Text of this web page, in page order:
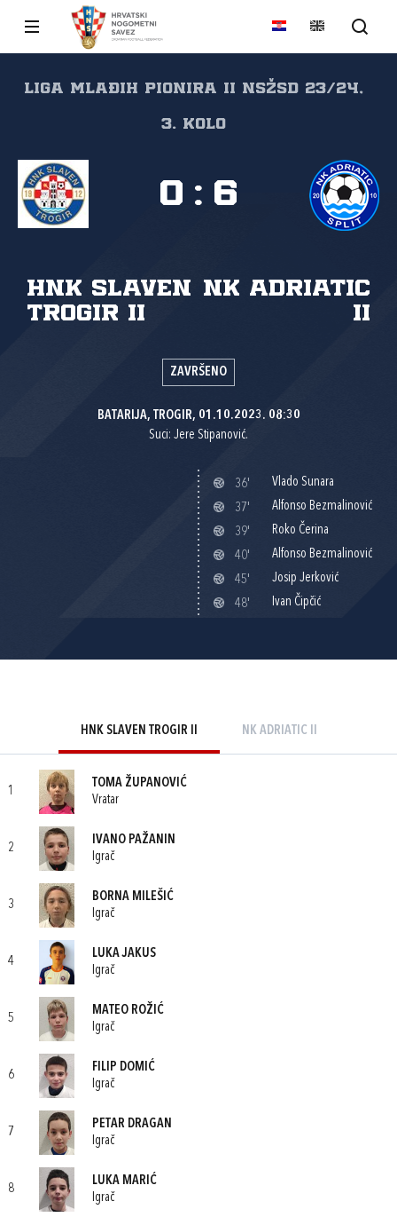
Liga mlađih pionira II NSŽSD 23/24,
3. kolo
HNK Slaven
Trogir II
NK Adriatic
II
0 : 6
ZAVRŠENO
BATARIJA, TROGIR, 01.10.2023. 08:30
Suci: Jere Stipanović.
36'
Vlado Sunara
37'
Alfonso Bezmalinović
39'
Roko Čerina
40'
Alfonso Bezmalinović
45'
Josip Jerković
48'
Ivan Čipčić
HNK SLAVEN TROGIR II NK ADRIATIC II
1
TOMA ŽUPANOVIĆ
Vratar
2
IVANO PAŽANIN
Igrač
3
BORNA MILEŠIĆ
Igrač
4
LUKA JAKUS
Igrač
5
MATEO ROŽIĆ
Igrač
6
FILIP DOMIĆ
Igrač
7
PETAR DRAGAN
Igrač
8
LUKA MARIĆ
Igrač